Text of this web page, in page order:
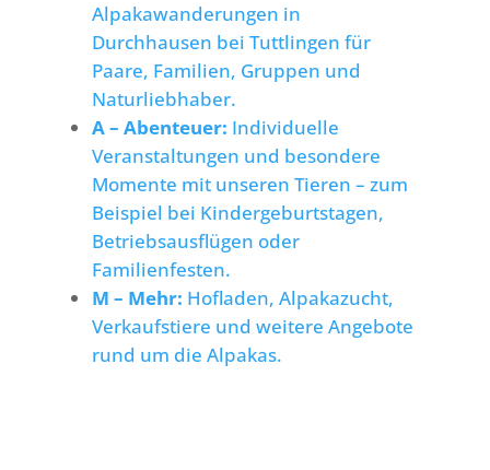
Alpakawanderungen in
Durchhausen bei Tuttlingen für
Paare, Familien, Gruppen und
Naturliebhaber.
A – Abenteuer: Individuelle
Veranstaltungen und besondere
Momente mit unseren Tieren – zum
Beispiel bei Kindergeburtstagen,
Betriebsausflügen oder
Familienfesten.
M – Mehr: Hofladen, Alpakazucht,
Verkaufstiere und weitere Angebote
rund um die Alpakas.